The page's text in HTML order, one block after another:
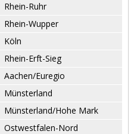
Rhein-Ruhr
Rhein-Wupper
Köln
Rhein-Erft-Sieg
Aachen/Euregio
Münsterland
Münsterland/Hohe Mark
Ostwestfalen-Nord